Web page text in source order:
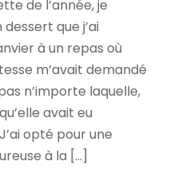
de l’année, je
que j’ai
à un repas où
m’avait demandé
n’importe laquelle,
avait eu
opté pour une
à la […]